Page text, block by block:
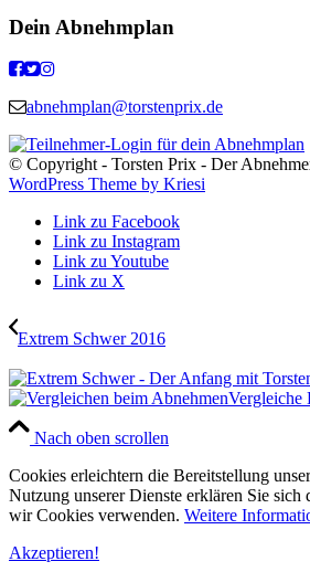
Dein Abnehmplan
abnehmplan@torstenprix.de
© Copyright - Torsten Prix - Der
WordPress Theme by Kriesi
Link zu Facebook
Link zu Instagram
Link zu Youtube
Link zu X
Extrem Schwer 2016
Vergleiche
Nach oben scrollen
Cookies erleichtern die Bereitstellung
Nutzung unserer Dienste erklären Sie sich
wir Cookies verwenden. Weitere
Akzeptieren!